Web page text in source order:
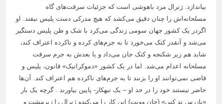
بیاندازد. ژنرال مرد باهوشی است که جزئیات سرقت‌های گاه
مسلحانه‌اش را چنان دقیق می‌کشد که هیچ مدرکی دست پلیس نیفتد. او
اگردر یک کشور جهان سومی زندگی می‌کرد با شک و ظن پلیس دستگیر
می‌شد و آنقدر کتک ‌می‌خورد تا به جرم‌های کرده و ناکرده اعتراف کند،
شاید هم زیر شکنجه و کتک جان می‌داد و یا بعدش به جرم سرقت
مسلحانه اعدام می‌شد. اما در یک کشور «دموکراتیک» قانون، پلیس و
قاضی نمی‌توانند او را بزنند تا به جرم‌های ناکرده هم اعتراف کند. آن‌ها
حاضر نیستند خود را در حد او – یک تبهکار- پایین بیاورند . گرچه یک بار
«بازرس ند کنی» (جان وویت) این کار را می‌کندو ژنرال را زیرمشت و